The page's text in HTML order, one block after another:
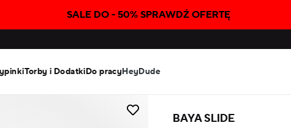
SALE DO - 50% SPRAWDŹ OFERTĘ
Torby i DodatkiDo pracyHeyDude
BAYA SLIDE